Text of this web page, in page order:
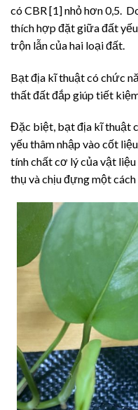
có CBR [1] nhỏ hơn 0,5.
thích hợp đặt giữa đất
trộn lẫn của hai loại đất.
Bạt địa kĩ thuật có chức
thất đất đắp giúp tiết
Đặc biệt, bạt địa kĩ thuật
yếu thâm nhập vào cốt
tính chất cơ lý của vật
thụ và chịu đựng một